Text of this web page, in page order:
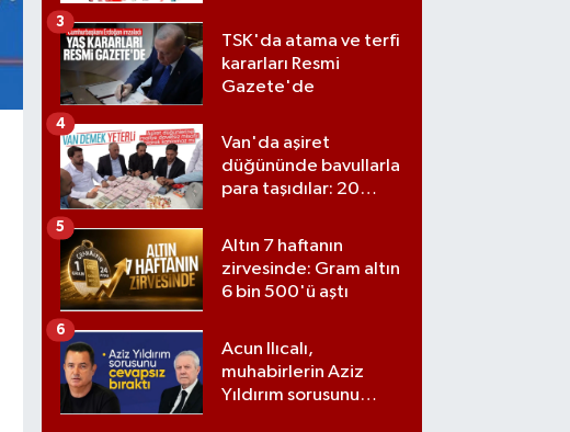
TSK'da atama ve terfi
kararları Resmi
Gazete'de
3
Van'da aşiret
düğününde bavullarla
para taşıdılar: 20
kilolarla altın
4
Altın 7 haftanın
zirvesinde: Gram altın
6 bin 500'ü aştı
5
Acun Ilıcalı,
muhabirlerin Aziz
Yıldırım sorusunu
6